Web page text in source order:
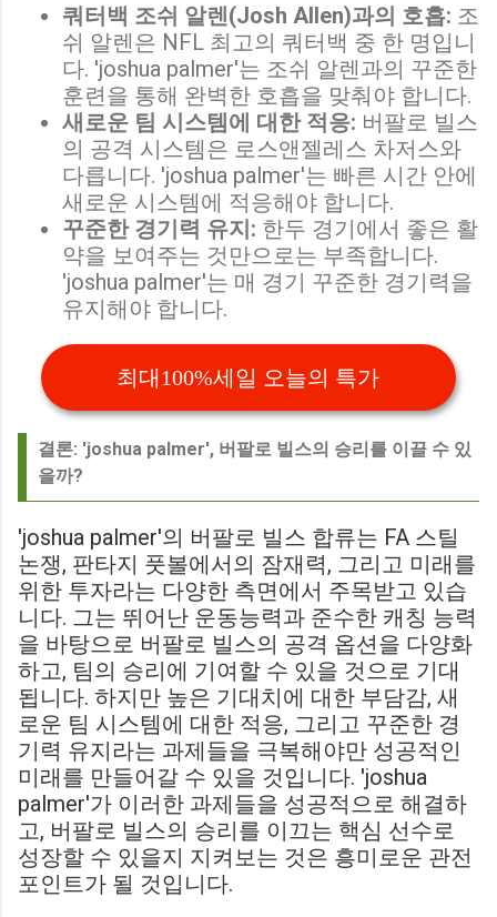
쿼터백 조쉬 알렌(Josh Allen)과의 호흡: 조
쉬 알렌은 NFL 최고의 쿼터백 중 한 명입니
다. 'joshua palmer'는 조쉬 알렌과의 꾸준한
훈련을 통해 완벽한 호흡을 맞춰야 합니다.
새로운 팀 시스템에 대한 적응: 버팔로 빌스
의 공격 시스템은 로스앤젤레스 차저스와
다릅니다. 'joshua palmer'는 빠른 시간 안에
새로운 시스템에 적응해야 합니다.
꾸준한 경기력 유지: 한두 경기에서 좋은 활
약을 보여주는 것만으로는 부족합니다.
'joshua palmer'는 매 경기 꾸준한 경기력을
유지해야 합니다.
최대100%세일 오늘의 특가
결론: 'joshua palmer', 버팔로 빌스의 승리를 이끌 수 있
을까?
'joshua palmer'의 버팔로 빌스 합류는 FA 스틸
논쟁, 판타지 풋볼에서의 잠재력, 그리고 미래를
위한 투자라는 다양한 측면에서 주목받고 있습
니다. 그는 뛰어난 운동능력과 준수한 캐칭 능력
을 바탕으로 버팔로 빌스의 공격 옵션을 다양화
하고, 팀의 승리에 기여할 수 있을 것으로 기대
됩니다. 하지만 높은 기대치에 대한 부담감, 새
로운 팀 시스템에 대한 적응, 그리고 꾸준한 경
기력 유지라는 과제들을 극복해야만 성공적인
미래를 만들어갈 수 있을 것입니다. 'joshua
palmer'가 이러한 과제들을 성공적으로 해결하
고, 버팔로 빌스의 승리를 이끄는 핵심 선수로
성장할 수 있을지 지켜보는 것은 흥미로운 관전
포인트가 될 것입니다.